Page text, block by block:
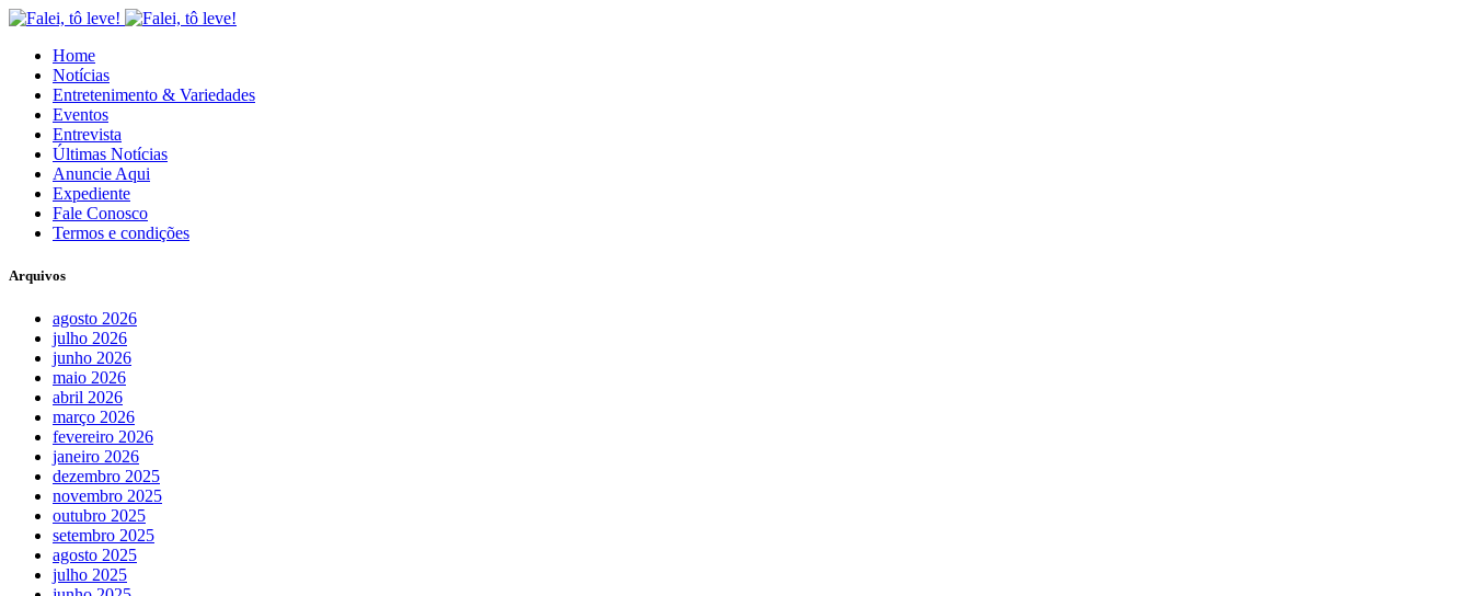
Home
Notícias
Entretenimento & Variedades
Eventos
Entrevista
Últimas Notícias
Anuncie Aqui
Expediente
Fale Conosco
Termos e condições
Arquivos
agosto 2026
julho 2026
junho 2026
maio 2026
abril 2026
março 2026
fevereiro 2026
janeiro 2026
dezembro 2025
novembro 2025
outubro 2025
setembro 2025
agosto 2025
julho 2025